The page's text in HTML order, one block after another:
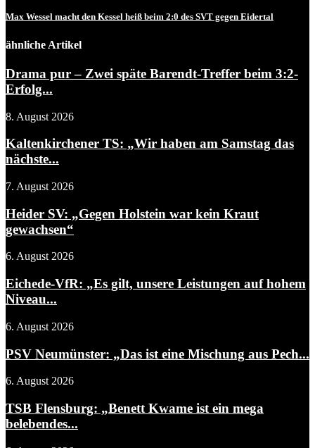
Max Wessel macht den Kessel heiß beim 2:0 des SVT gegen Eidertal
ähnliche Artikel
Drama pur – Zwei späte Barendt-Treffer beim 3:2-
Erfolg...
8. August 2026
Kaltenkirchener TS: „Wir haben am Samstag das
nächste...
7. August 2026
Heider SV: „Gegen Holstein war kein Kraut
gewachsen“
6. August 2026
Eichede-VfR: „Es gilt, unsere Leistungen auf hohem
Niveau...
6. August 2026
PSV Neumünster: „Das ist eine Mischung aus Pech...
6. August 2026
TSB Flensburg: „Benett Kwame ist ein mega
belebendes...